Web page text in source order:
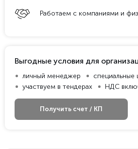
Работаем с компаниями и
Выгодные условия для
личный менеджер
специальные
участвуем в тендерах
НДС
Получить счет / КП